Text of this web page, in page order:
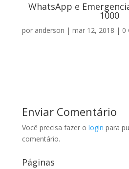
WhatsApp e
1000
por anderson | mar 12, 2018 | 0
Enviar Comentário
Você precisa fazer o login para
comentário.
Páginas